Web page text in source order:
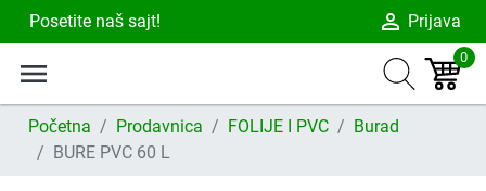
Posetite naš sajt! person_outline Prijava
menu 0
Početna Prodavnica FOLIJE I PVC
Burad
BURE PVC 60 L